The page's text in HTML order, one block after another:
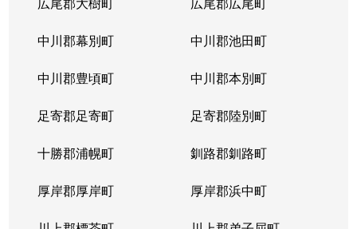
中川郡幕別町 中川郡池田町
中川郡豊頃町 中川郡本別町
足寄郡足寄町 足寄郡陸別町
十勝郡浦幌町 釧路郡釧路町
厚岸郡厚岸町 厚岸郡浜中町